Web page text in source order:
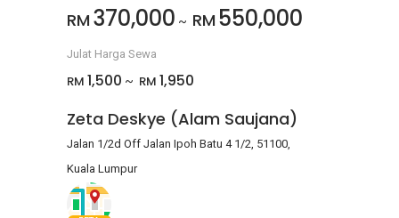
RM 370,000 ~ RM 550,000
Julat Harga Sewa
RM 1,500 ~ RM 1,950
Zeta Deskye (Alam Saujana)
Jalan 1/2d Off Jalan Ipoh Batu 4 1/2, 51100,
Kuala Lumpur